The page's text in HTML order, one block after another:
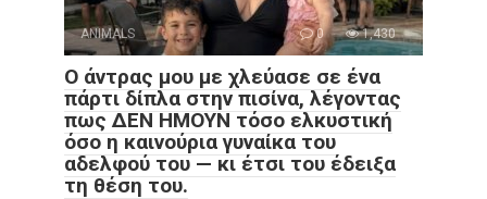
ANIMALS 0 1,430
Ο άντρας μου με χλεύασε σε ένα
πάρτι δίπλα στην πισίνα, λέγοντας
πως ΔΕΝ ΗΜΟΥΝ τόσο ελκυστική
όσο η καινούρια γυναίκα του
αδελφού του — κι έτσι του έδειξα
τη θέση του.